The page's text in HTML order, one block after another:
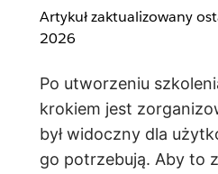
Artykuł zaktualizowany
2026
Po utworzeniu
krokiem jest
był widoczny dla
go potrzebują. Aby to